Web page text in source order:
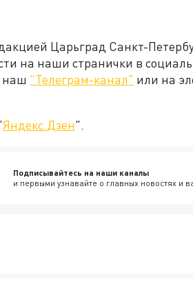
Царьград Санкт-
на наши странички в
наш "Телеграм-канал" или на
Яндекс.Дзен".
Подписывайтесь на наши каналы
и первыми узнавайте о главных новостях и